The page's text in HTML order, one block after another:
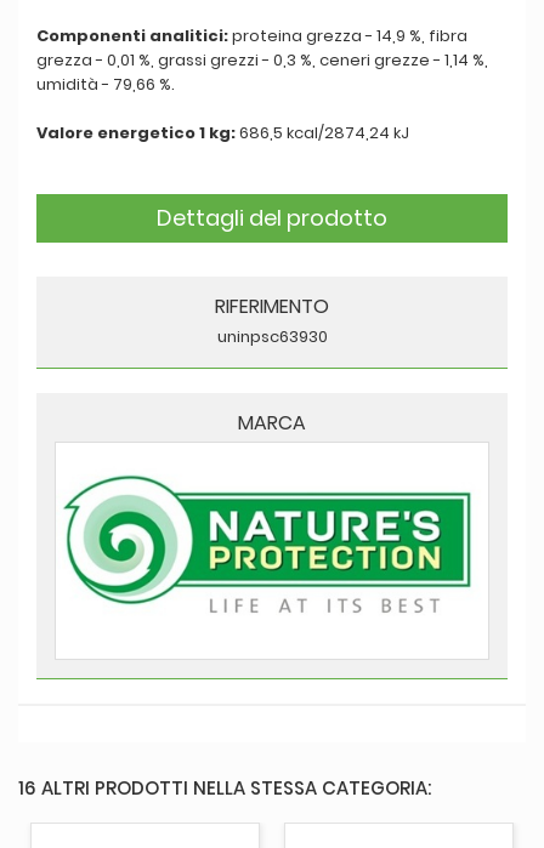
Componenti analitici:proteina grezza - 14,9 %, fibra
grezza - 0,01 %, grassi grezzi - 0,3 %, ceneri grezze - 1,14 %,
umidità - 79,66 %.
Valore energetico 1 kg:686,5 kcal/2874,24 kJ
Dettagli del prodotto
RIFERIMENTO
uninpsc63930
MARCA
16 ALTRI PRODOTTI NELLA STESSA CATEGORIA: